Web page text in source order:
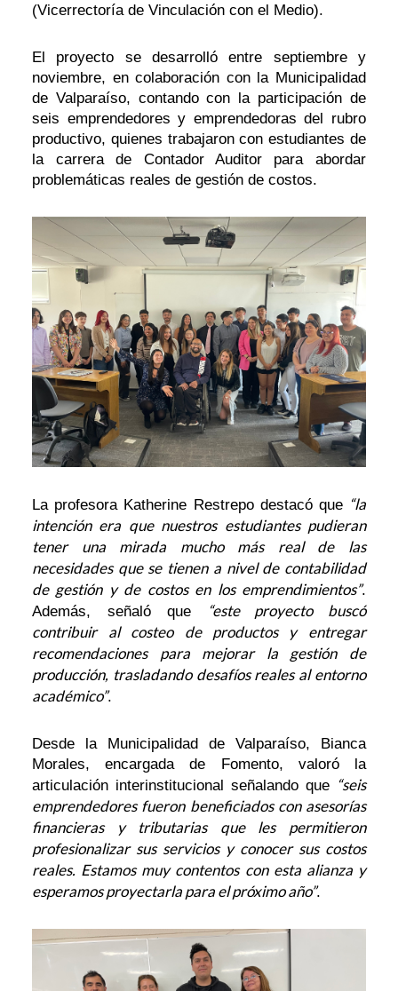
(Vicerrectoría de Vinculación con el Medio).
El proyecto se desarrolló entre septiembre y
noviembre, en colaboración con la Municipalidad
de Valparaíso, contando con la participación de
seis emprendedores y emprendedoras del rubro
productivo, quienes trabajaron con estudiantes de
la carrera de Contador Auditor para abordar
problemáticas reales de gestión de costos.
La profesora Katherine Restrepo destacó que “la
intención era que nuestros estudiantes pudieran
tener una mirada mucho más real de las
necesidades que se tienen a nivel de contabilidad
de gestión y de costos en los emprendimientos”.
Además, señaló que
“este proyecto buscó
contribuir al costeo de productos y entregar
recomendaciones para mejorar la gestión de
producción, trasladando desafíos reales al entorno
académico”.
Desde la Municipalidad de Valparaíso, Bianca
Morales, encargada de Fomento, valoró la
articulación interinstitucional señalando que “seis
emprendedores fueron beneficiados con asesorías
financieras y tributarias que les permitieron
profesionalizar sus servicios y conocer sus costos
reales. Estamos muy contentos con esta alianza y
esperamos proyectarla para el próximo año”.